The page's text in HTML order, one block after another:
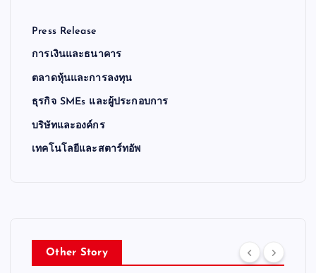
Press Release
การเงินและธนาคาร
ตลาดหุ้นและการลงทุน
ธุรกิจ SMEs และผู้ประกอบการ
บริษัทและองค์กร
เทคโนโลยีและสตาร์ทอัพ
Other Story